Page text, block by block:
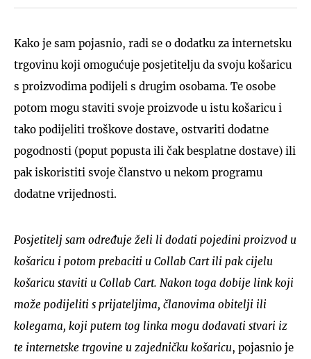
Kako je sam pojasnio, radi se o dodatku za internetsku
trgovinu koji omogućuje posjetitelju da svoju košaricu
s proizvodima podijeli s drugim osobama. Te osobe
potom mogu staviti svoje proizvode u istu košaricu i
tako podijeliti troškove dostave, ostvariti dodatne
pogodnosti (poput popusta ili čak besplatne dostave) ili
pak iskoristiti svoje članstvo u nekom programu
dodatne vrijednosti.
Posjetitelj sam određuje želi li dodati pojedini proizvod u
košaricu i potom prebaciti u Collab Cart ili pak cijelu
košaricu staviti u Collab Cart. Nakon toga dobije link koji
može podijeliti s prijateljima, članovima obitelji ili
kolegama, koji putem tog linka mogu dodavati stvari iz
te internetske trgovine u zajedničku košaricu, pojasnio je